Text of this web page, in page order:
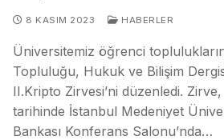
8 KASIM 2023 HABERLER
Üniversitemiz öğrenci
Topluluğu, Hukuk ve Bilişim
II.Kripto Zirvesi’ni düzenledi. Zirve,
tarihinde İstanbul Medeniyet
Bankası Konferans Salonu’nda…